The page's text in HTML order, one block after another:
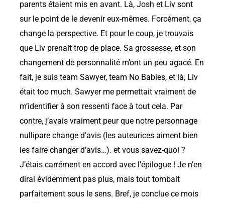
parents étaient mis en avant. Là, Josh et Liv sont
sur le point de le devenir eux-mêmes. Forcément, ça
change la perspective. Et pour le coup, je trouvais
que Liv prenait trop de place. Sa grossesse, et son
changement de personnalité m’ont un peu agacé. En
fait, je suis team Sawyer, team No Babies, et là, Liv
était too much. Sawyer me permettait vraiment de
m’identifier à son ressenti face à tout cela. Par
contre, j’avais vraiment peur que notre personnage
nullipare change d’avis (les auteurices aiment bien
les faire changer d’avis…). et vous savez-quoi ?
J’étais carrément en accord avec l’épilogue ! Je n’en
dirai évidemment pas plus, mais tout tombait
parfaitement sous le sens. Bref, je conclue ce mois